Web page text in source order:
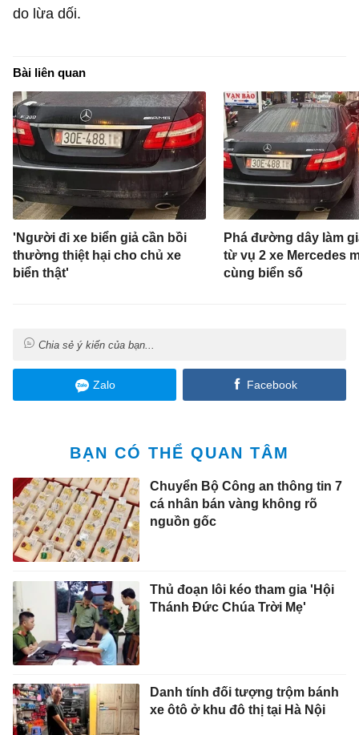
do lừa dối.
Bài liên quan
'Người đi xe biển giả cần bồi
thường thiệt hại cho chủ xe
biển thật'
Phá đường dây làm
từ vụ 2 xe Mercedes
cùng biển số
Chia sẻ ý kiến của bạn...
Zalo Facebook
BẠN CÓ THỂ QUAN TÂM
Chuyển Bộ Công an thông tin 7
cá nhân bán vàng không rõ
nguồn gốc
Thủ đoạn lôi kéo tham gia 'Hội
Thánh Đức Chúa Trời Mẹ'
Danh tính đối tượng trộm bánh
xe ôtô ở khu đô thị tại Hà Nội